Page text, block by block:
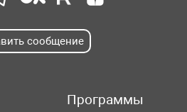
сообщение
Программы